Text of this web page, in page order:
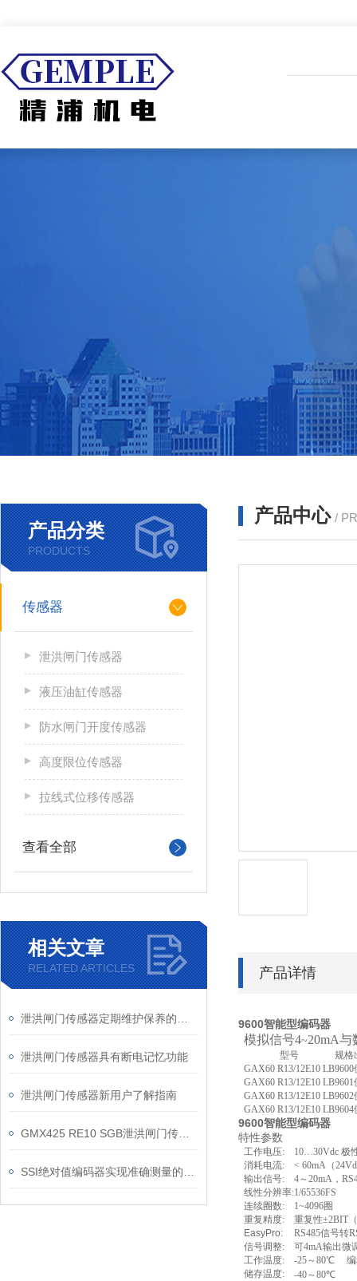
产品分类
PRODUCTS
传感器
泄洪闸门传感器
液压油缸传感器
防水闸门开度传感器
高度限位传感器
拉线式位移传感器
查看全部
相关文章
RELATED ARTICLES
泄洪闸门传感器具有断电记忆功能
泄洪闸门传感器新用户了解指南
产品中心 /
产品详情
9600智能型编码器
模拟信号4~20mA
型号 规格
GAX60 R13/12E10 LB9600
GAX60 R13/12E10 LB9601
GAX60 R13/12E10 LB9602
GAX60 R13/12E10 LB9604
9600智能型编码器
特性参数
工作电压: 10…30Vdc极
消耗电流: <60mA（
输出信号: 4～20mA ，
线性分辨率:1/65536FS
连续圈数: 1~4096圈
重复精度:
重复性±2BIT
EasyPro:
RS485信号转
信号调整: 可4mA输出微
工作温度: -25～80℃ 编
储存温度: -40～80℃